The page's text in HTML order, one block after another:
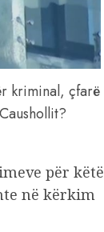
kriminal, çfarë
për këtë
në kërkim